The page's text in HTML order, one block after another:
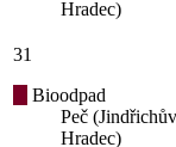
Hradec)
31
Bioodpad
Peč (Jindřichův
Hradec)